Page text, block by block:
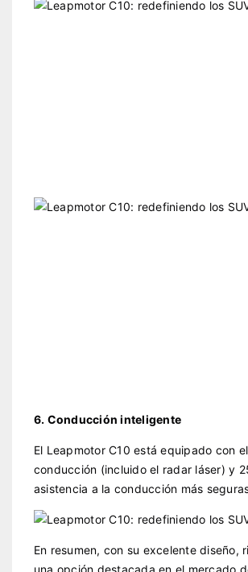
6. Conducción inteligente
El Leapmotor C10 está equipado con
conducción (incluido el radar láser) y
asistencia a la conducción más
En resumen, con su excelente
una opción destacada en el mercado